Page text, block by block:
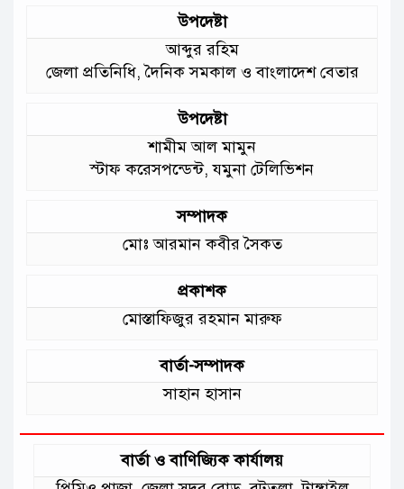
আমাদের চার পাশে ব্যাঙের ছাতার মতো
গড়ে উঠছে মাদ্রাসা ও কিন্ডার গার্ডেন
:মুক্তিযুদ্ধ বিষয়কমন্ত্রী
উপদেষ্টা
আব্দুর রহিম
জেলা প্রতিনিধি, দৈনিক সমকাল ও বাংলাদেশ বেতার
উপদেষ্টা
শামীম আল মামুন
স্টাফ করেসপন্ডেন্ট, যমুনা টেলিভিশন
সম্পাদক
মোঃ আরমান কবীর সৈকত
প্রকাশক
মোস্তাফিজুর রহমান মারুফ
বার্তা-সম্পাদক
সাহান হাসান
বার্তা ও বাণিজ্যিক কার্যালয়